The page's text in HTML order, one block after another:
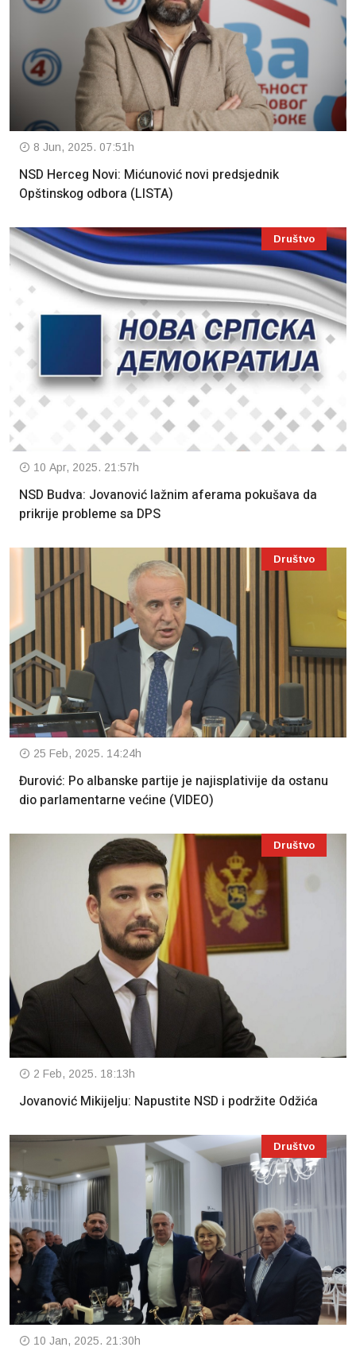
8 Jun, 2025. 07:51h
NSD Herceg Novi: Mićunović novi predsjednik
Opštinskog odbora (LISTA)
Društvo
10 Apr, 2025. 21:57h
NSD Budva: Jovanović lažnim aferama pokušava da
prikrije probleme sa DPS
Društvo
25 Feb, 2025. 14:24h
Đurović: Po albanske partije je najisplativije da ostanu
dio parlamentarne većine (VIDEO)
Društvo
2 Feb, 2025. 18:13h
Jovanović Mikijelju: Napustite NSD i podržite Odžića
Društvo
10 Jan, 2025. 21:30h